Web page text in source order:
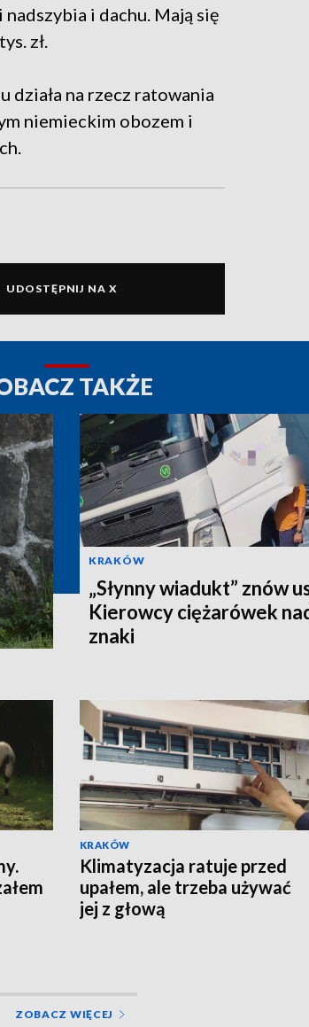
i dachu. Mają się
zł.
działa na rzecz ratowania
niemieckim obozem i
UDOSTĘPNIJ NA X
TAKŻE
KRAKÓW
„Słynny wiadukt” znów
Kierowcy ciężarówek
znaki
KRAKÓW
Klimatyzacja ratuje przed
upałem, ale trzeba używać
jej z głową
ZOBACZ WIĘCEJ